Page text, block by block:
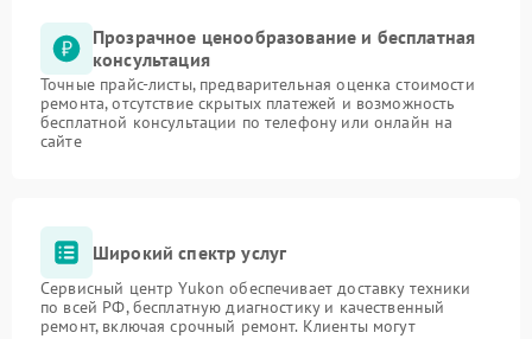
Прозрачное ценообразование и бесплатная
консультация
Точные прайс-листы, предварительная оценка стоимости
ремонта, отсутствие скрытых платежей и возможность
бесплатной консультации по телефону или онлайн на
сайте
Широкий спектр услуг
Сервисный центр Yukon обеспечивает доставку техники
по всей РФ, бесплатную диагностику и качественный
ремонт, включая срочный ремонт. Клиенты могут